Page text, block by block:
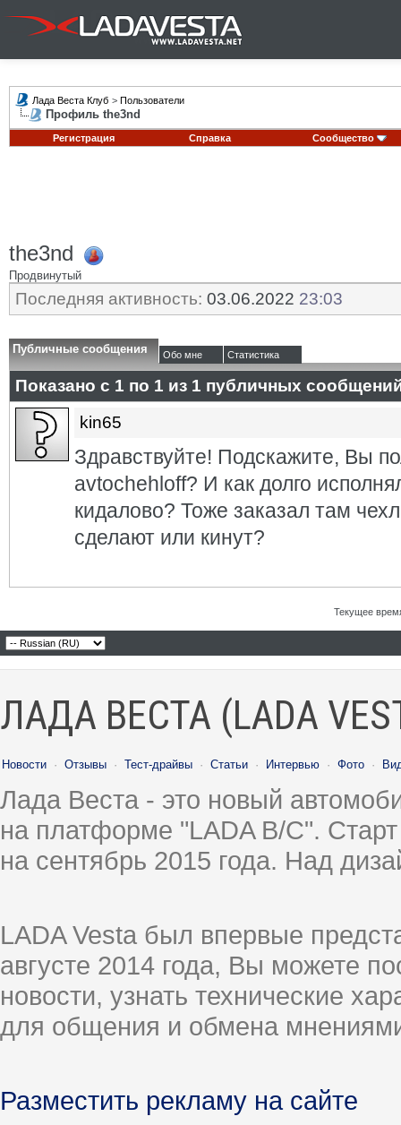
Лада Веста Клуб > Пользователи
Профиль the3nd
Регистрация Справка Сообщество
the3nd
Продвинутый
Последняя активность: 03.06.2022 23:03
Публичные сообщения Обо мне Статистика
Показано с 1 по 1 из 1 публичных
kin65
Здравствуйте! Подскажите, Вы
avtochehloff? И как долго
кидалово? Тоже заказал там
сделают или кинут?
Текущее
ЛАДА ВЕСТА (LADA
Новости · Отзывы · Тест-драйвы · Статьи · Интервью · Фото ·
Лада Веста - это новый
на платформе "LADA B/C".
на сентябрь 2015 года. Над
LADA Vesta был впервые
августе 2014 года, Вы можете
новости, узнать технические
для общения и обмена
Разместить рекламу на сайте